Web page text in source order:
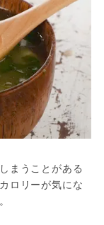
まうことがある
ロリーが気にな